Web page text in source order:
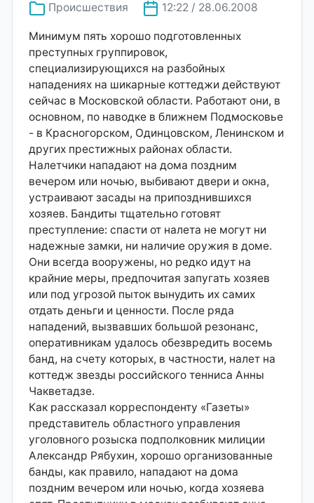
Происшествия 12:22 / 28.06.2008
Минимум пять хорошо подготовленных
преступных группировок,
специализирующихся на разбойных
нападениях на шикарные коттеджи действуют
сейчас в Московской области. Работают они, в
основном, по наводке в ближнем Подмосковье
- в Красногорском, Одинцовском, Ленинском и
других престижных районах области.
Налетчики нападают на дома поздним
вечером или ночью, выбивают двери и окна,
устраивают засады на припозднившихся
хозяев. Бандиты тщательно готовят
преступление: спасти от налета не могут ни
надежные замки, ни наличие оружия в доме.
Они всегда вооружены, но редко идут на
крайние меры, предпочитая запугать хозяев
или под угрозой пыток вынудить их самих
отдать деньги и ценности. После ряда
нападений, вызвавших большой резонанс,
оперативникам удалось обезвредить восемь
банд, на счету которых, в частности, налет на
коттедж звезды российского тенниса Анны
Чакветадзе.
Как рассказал корреспонденту «Газеты»
представитель областного управления
уголовного розыска подполковник милиции
Александр Рябухин, хорошо организованные
банды, как правило, нападают на дома
поздним вечером или ночью, когда хозяева